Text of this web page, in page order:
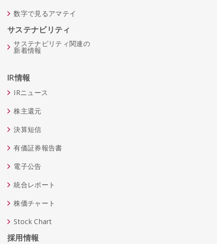
数字で見るアマテイ
サステナビリティ
サステナビリティ関連の
新着情報
IR情報
IRニュース
株主還元
決算短信
有価証券報告書
電子公告
統合レポート
株価チャート
Stock Chart
採用情報